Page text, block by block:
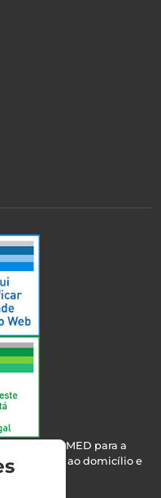
INFARMED para a
de saúde ao domicílio e